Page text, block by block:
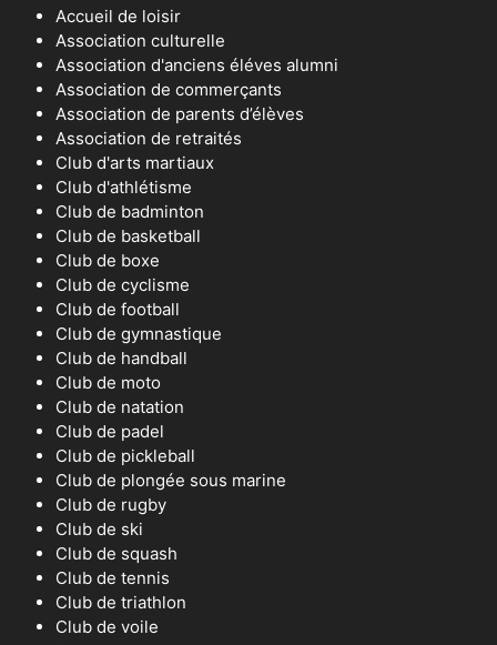
Accueil de loisir
Association culturelle
Association d'anciens éléves alumni
Association de commerçants
Association de parents d’élèves
Association de retraités
Club d'arts martiaux
Club d'athlétisme
Club de badminton
Club de basketball
Club de boxe
Club de cyclisme
Club de football
Club de gymnastique
Club de handball
Club de moto
Club de natation
Club de padel
Club de pickleball
Club de plongée sous marine
Club de rugby
Club de ski
Club de squash
Club de tennis
Club de triathlon
Club de voile